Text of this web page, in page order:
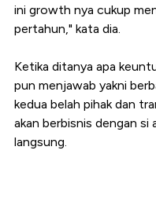
ini growth nya cukup
pertahun," kata dia.
Ketika ditanya apa
pun menjawab yakni
kedua belah pihak dan
akan berbisnis dengan
langsung.